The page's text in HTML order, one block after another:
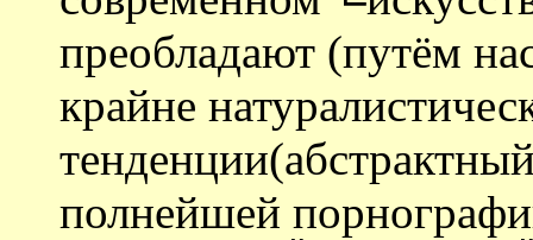
преобладают (путём
крайне
полнейшей